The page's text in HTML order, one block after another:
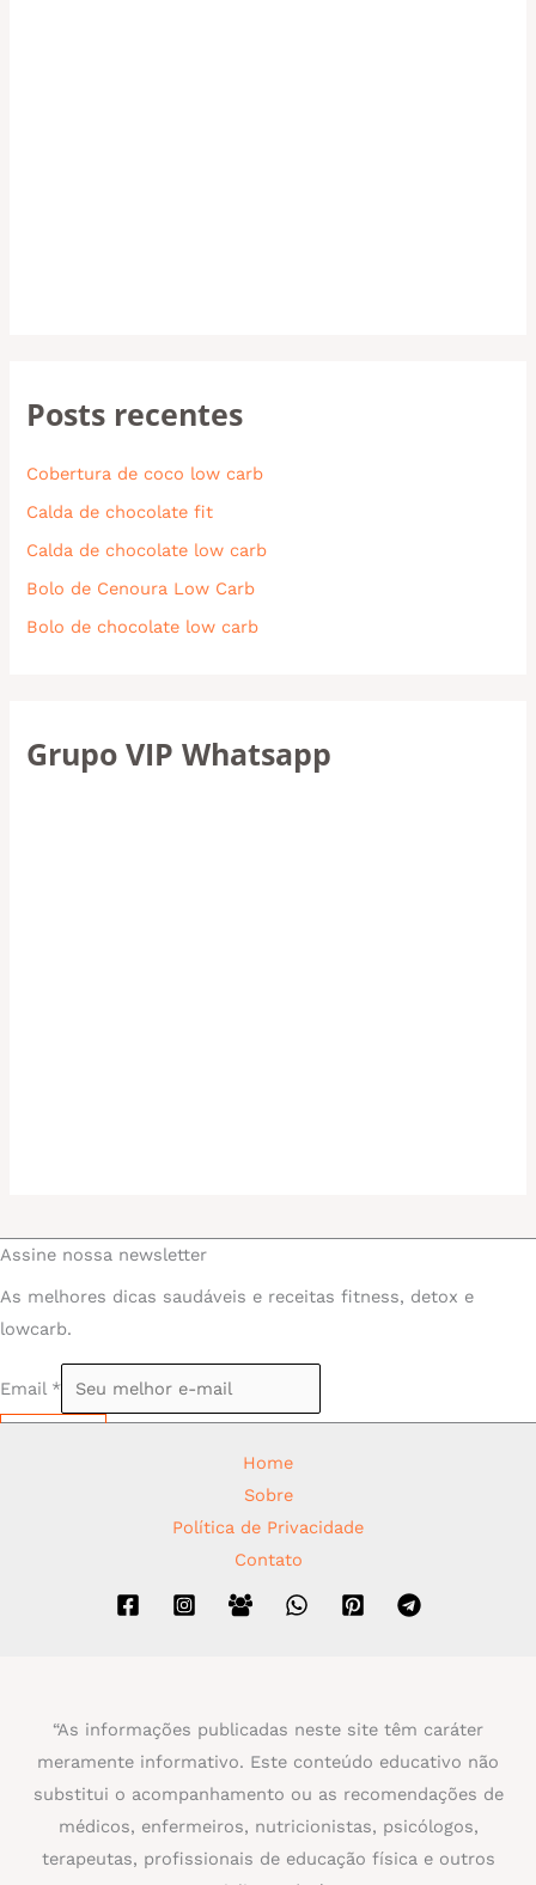
Posts recentes
Cobertura de coco low carb
Calda de chocolate fit
Calda de chocolate low carb
Bolo de Cenoura Low Carb
Bolo de chocolate low carb
Grupo VIP Whatsapp
Assine nossa newsletter
As melhores dicas saudáveis e receitas fitness, detox e
lowcarb.
Email *
Home
Sobre
Política de Privacidade
Contato
“As informações publicadas neste site têm caráter
meramente informativo. Este conteúdo educativo não
substitui o acompanhamento ou as recomendações de
médicos, enfermeiros, nutricionistas, psicólogos,
terapeutas, profissionais de educação física e outros